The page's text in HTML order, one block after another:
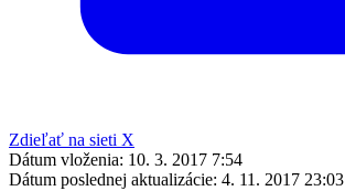
Zdieľať na sieti X
Dátum vloženia: 10. 3. 2017 7:54
Dátum poslednej aktualizácie: 4. 11. 2017 23:03